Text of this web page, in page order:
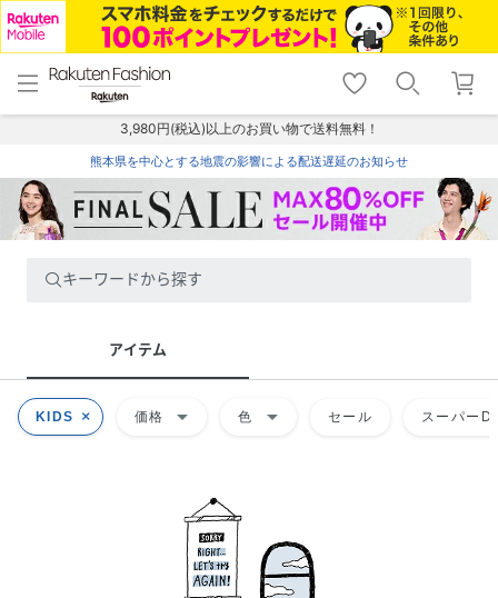
menu home
トップ
shopping_cart lock_outline
ログイン
3,980円(税込)以上のお買い物で送料無料！
熊本県を中心とする地震の影響による配送遅延のお知らせ
キーワードから探す
アイテム
KIDS 価格 arrow_drop_down 色 arrow_drop_down セール スーパー